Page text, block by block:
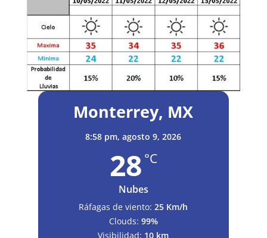
Monterrey, MX
8:58 pm,agosto 9, 2026
28 °C
Nubes
Ráfagas de viento: 25 Km/h
Clouds: 99%
Visibilidad: 10 km